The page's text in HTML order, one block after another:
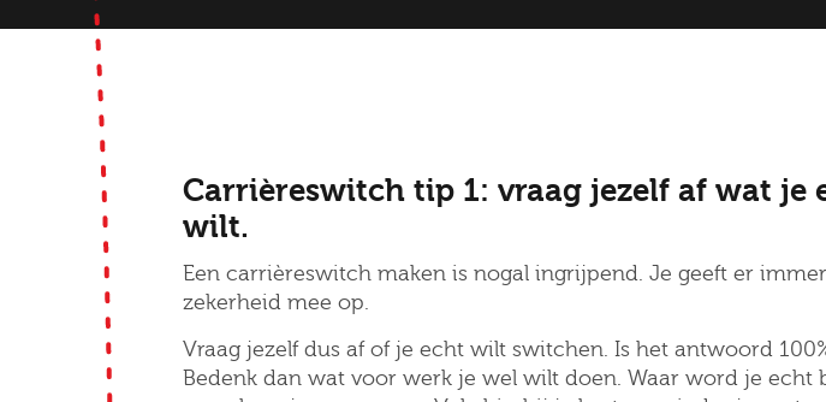
Carrièreswitch tip 1: vraag jezelf af wat je
wilt.
Een carrièreswitch maken is nogal ingrijpend. Je geeft er
zekerheid mee op.
Vraag jezelf dus af of je echt wilt switchen. Is het antwoord
Bedenk dan wat voor werk je wel wilt doen. Waar word je echt